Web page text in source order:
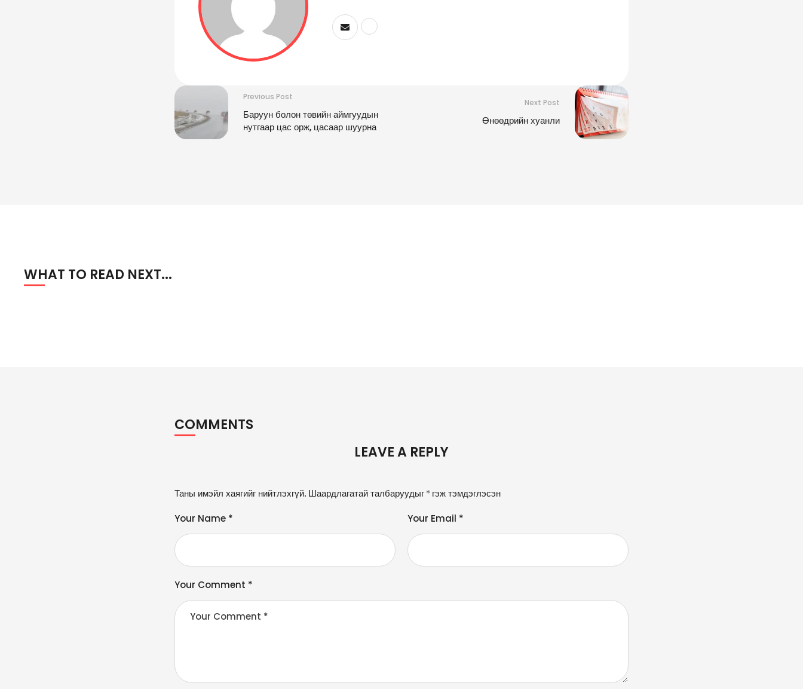
Previous Post
Баруун болон төвийн аймгуудын
нутгаар цас орж, цасаар шуурна
Next Post
Өнөөдрийн хуанли
WHAT TO READ NEXT...
COMMENTS
LEAVE A REPLY
Таны имэйл хаягийг нийтлэхгүй. Шаардлагатай талбаруудыг * гэж тэмдэглэсэн
Your Comment *
Your Name * Your Email *
A
e
n
a
v